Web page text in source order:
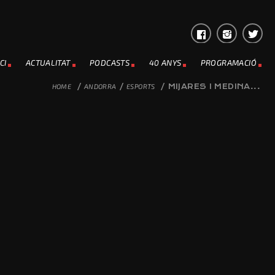
ACTUALITAT PODCASTS 40 ANYS PROGRAMACIÓ
HOME / ANDORRA / ESPORTS / MIJARES I MEDINA...